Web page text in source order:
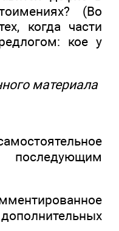
(Во
когда части
кое у
материала